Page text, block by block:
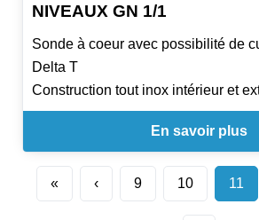
NIVEAUX GN 1/1
Sonde à coeur avec possibilité de
Delta T
Construction tout inox intérieur et
Scotch Brite
De 4 à 10 niveaux 600 x 400
Commandes digitales, affichage
9 programmes de cuisson
En savoir plus
« ‹ 9 10 11